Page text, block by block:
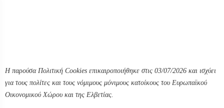
Η παρούσα Πολιτική Cookies επικαιροποιήθηκε στις 03/07/2026 και ισχύει
για τους πολίτες και τους νόμιμους μόνιμους κατοίκους του Ευρωπαϊκού
Οικονομικού Χώρου και της Ελβετίας.